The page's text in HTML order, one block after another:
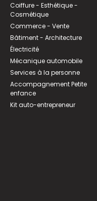
Coiffure - Esthétique -
Cosmétique
Commerce - Vente
Bâtiment - Architecture
Électricité
Mécanique automobile
Services à la personne
Accompagnement Petite
enfance
Kit auto-entrepreneur